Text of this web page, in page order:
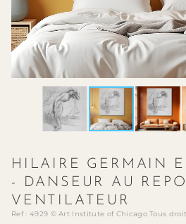
HILAIRE GERMAIN
- DANSEUR AU
VENTILATEUR
Ref : 4929 © Art Institute of Chicago Tous